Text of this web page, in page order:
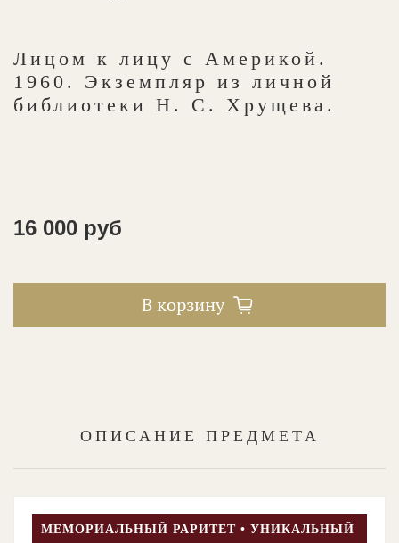
Лицом к лицу с Америкой.
1960. Экземпляр из личной
библиотеки Н. С. Хрущева.
16 000 руб
В корзину
ОПИСАНИЕ ПРЕДМЕТА
МЕМОРИАЛЬНЫЙ РАРИТЕТ • УНИКАЛЬНЫЙ